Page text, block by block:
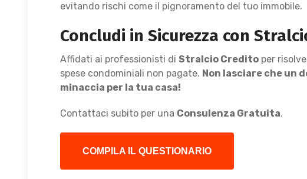
evitando rischi come il pignoramento del tuo immobile.
Concludi in Sicurezza con
Affidati ai professionisti di Stralcio Credito per
spese condominiali non pagate. Non lasciare che un
minaccia per la tua casa!
Contattaci subito per una Consulenza Gratuita.
COMPILA IL QUESTIONARIO